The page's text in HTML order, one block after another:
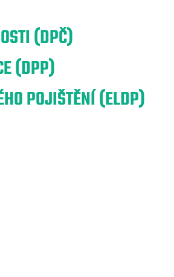
(DPČ)
(DPP)
POJIŠTĚNÍ (ELDP)